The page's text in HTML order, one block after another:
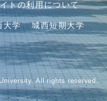
トの利用について
大学 城西短期大学
All rights reserved.